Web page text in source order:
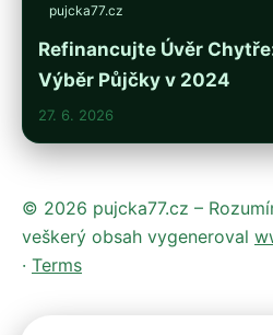
pujcka77.cz
Refinancujte Úvěr
Výběr Půjčky v 2024
27. 6. 2026
© 2026 pujcka77.cz –
veškerý obsah vygeneroval
· Terms